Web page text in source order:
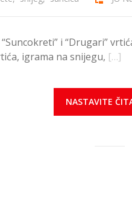
i “Drugari”
igrama na snijegu, […]
NASTAVITE